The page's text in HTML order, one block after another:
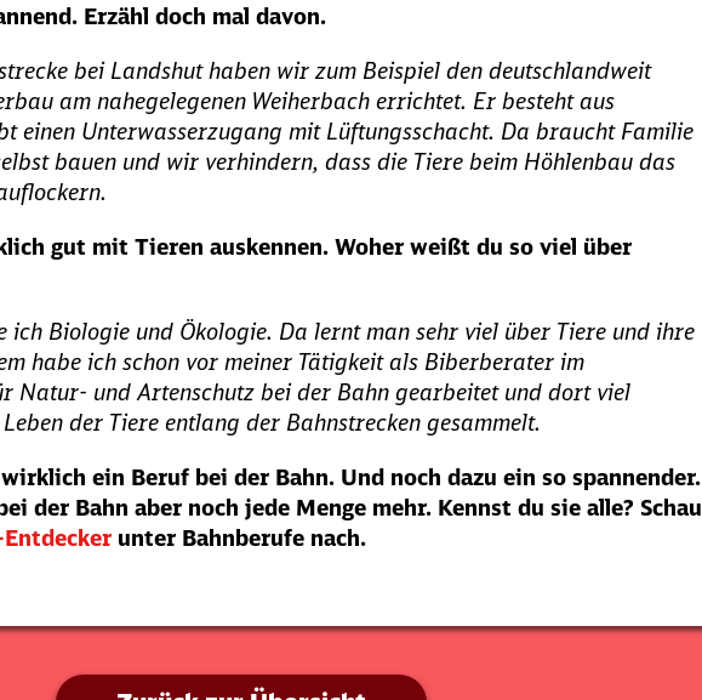
Erzähl doch mal davon.
bei Landshut haben wir zum Beispiel den deutschlandweit
am nahegelegenen Weiherbach errichtet. Er besteht aus
einen Unterwasserzugang mit Lüftungsschacht. Da braucht Familie
bauen und wir verhindern, dass die Tiere beim Höhlenbau das
gut mit Tieren auskennen. Woher weißt du so viel über
ich Biologie und Ökologie. Da lernt man sehr viel über Tiere und ihre
habe ich schon vor meiner Tätigkeit als Biberberater im
Natur- und Artenschutz bei der Bahn gearbeitet und dort viel
der Tiere entlang der Bahnstrecken gesammelt.
ein Beruf bei der Bahn. Und noch dazu ein so spannender.
der Bahn aber noch jede Menge mehr. Kennst du sie alle? Schau
Entdecker unter Bahnberufe nach.